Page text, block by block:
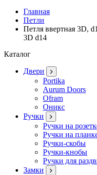
Главная
Петли
Петля ввертная 3D,
3D d14
Каталог
Двери
Portika
Aurum Doors
Ofram
Оникс
Ручки
Ручки на
Ручки на
Ручки-скобы
Ручки-кнобы
Ручки для
Замки